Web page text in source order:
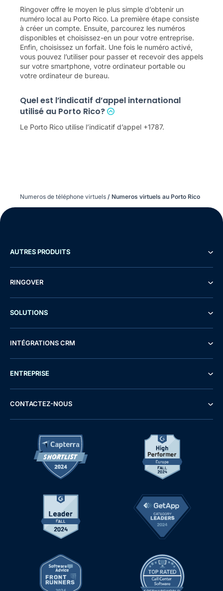
Ringover offre le moyen le plus simple d’obtenir un
numéro local au Porto Rico. La première étape consiste
à créer un compte. Ensuite, parcourez les numéros
disponibles et choisissez-en un pour votre entreprise.
Enfin, choisissez un forfait. Une fois le numéro activé,
vous pouvez l’utiliser pour passer et recevoir des appels
sur votre smartphone, votre ordinateur portable ou
votre ordinateur de bureau.
Quel est l’indicatif d’appel international
utilisé au Porto Rico?
Le Porto Rico utilise l’indicatif d’appel +1787.
Numeros de téléphone virtuels / Numeros virtuels au Porto Rico
AUTRES PRODUITS
RINGOVER
SOLUTIONS
INTÉGRATIONS CRM
ENTREPRISE
CONTACTEZ-NOUS